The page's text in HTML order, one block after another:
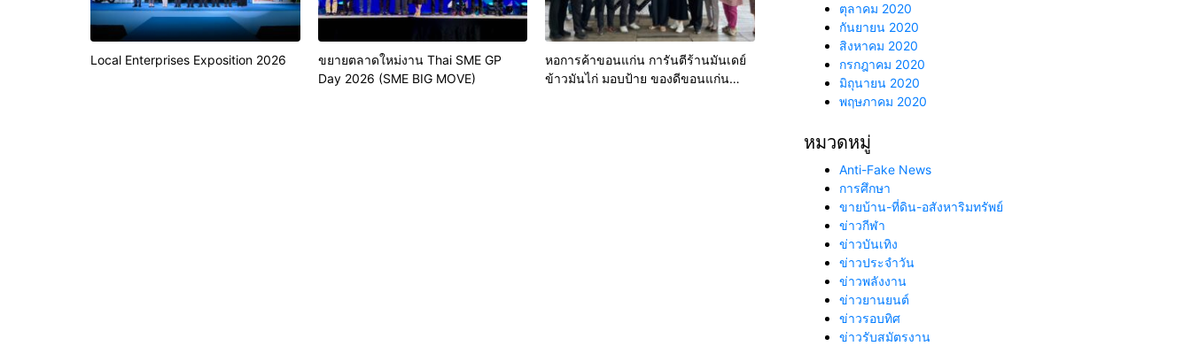
Local Enterprises Exposition 2026
ขยายตลาดใหม่งาน Thai SME GP
Day 2026 (SME BIG MOVE)
หอการค้าขอนแก่น การันตีร้านมันเดย์
ข้าวมันไก่ มอบป้าย ของดีขอนแก่น
ตุลาคม 2020
กันยายน 2020
สิงหาคม 2020
กรกฎาคม 2020
มิถุนายน 2020
พฤษภาคม 2020
หมวดหมู่
Anti-Fake News
การศึกษา
ขายบ้าน-ที่ดิน-อสังหาริมทรัพย์
ข่าวกีฬา
ข่าวบันเทิง
ข่าวประจำวัน
ข่าวพลังงาน
ข่าวยานยนต์
ข่าวรอบทิศ
ข่าวรับสมัตรงาน